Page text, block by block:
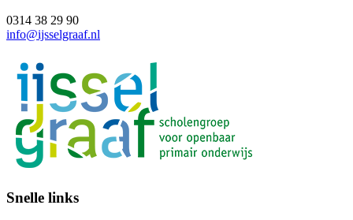
0314 38 29 90
info@ijsselgraaf.nl
Snelle links